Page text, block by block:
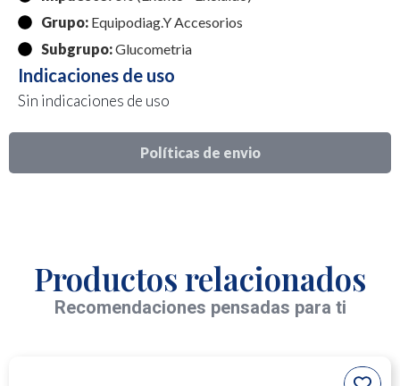
Políticas de envio
Grupo: Equipodiag.Y Accesorios
Subgrupo:Glucometria
Indicaciones de uso
Sin indicaciones de uso
Productos relacionados
Recomendaciones pensadas para ti